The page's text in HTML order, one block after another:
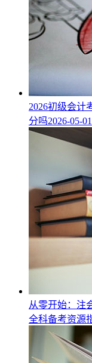
2026初级会计
分吗2026-05-01
从零开始：注
全科备考资源